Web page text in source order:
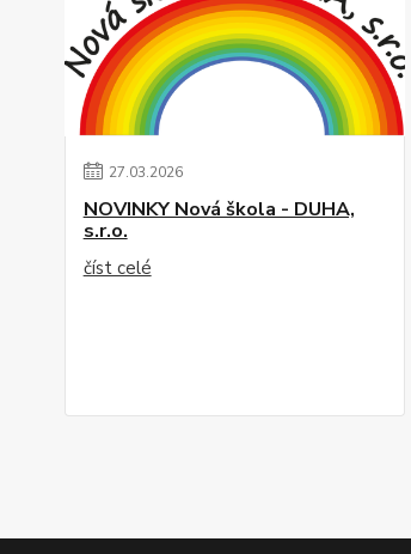
27.03.2026
NOVINKY Nová škola - DUHA,
s.r.o.
číst celé